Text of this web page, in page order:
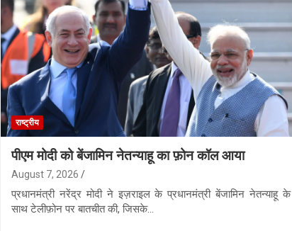
राष्ट्रीय
पीएम मोदी को बेंजामिन नेतन्याहू का फ़ोन कॉल आया
August 7, 2026
प्रधानमंत्री नरेंद्र मोदी ने इज़राइल के प्रधानमंत्री बेंजामिन नेतन्याहू के
साथ टेलीफ़ोन पर बातचीत की, जिसके…